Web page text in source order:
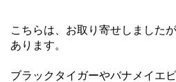
こちらは、お取り寄せしました
あります。
ブラックタイガーやバナメイエ